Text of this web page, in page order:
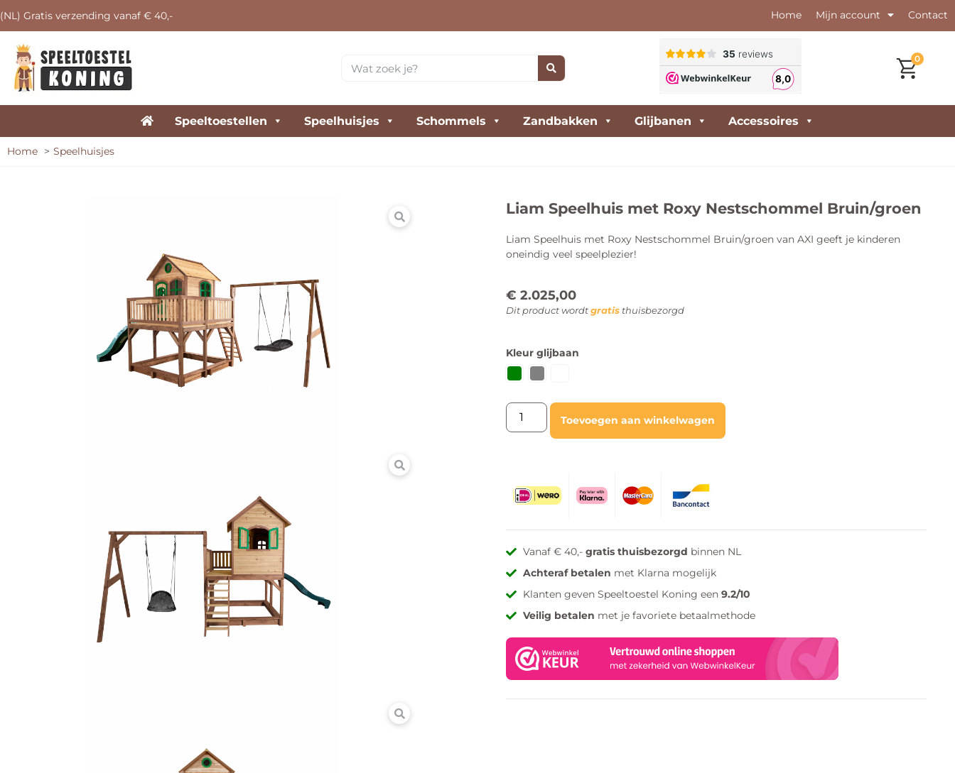
(NL) Gratis verzending vanaf € 40,- Home Mijn account Contact
0
Speeltoestellen Speelhuisjes Schommels Zandbakken Glijbanen Accessoires
Home Speelhuisjes
Liam Speelhuis met Roxy Nestschommel Bruin/groen
Liam Speelhuis met Roxy Nestschommel Bruin/groen van AXI geeft je kinderen
oneindig veel speelplezier!
€ 2.025,00
Dit product wordt gratis thuisbezorgd
Kleur glijbaan
Toevoegen aan winkelwagen
Vanaf € 40,- gratis thuisbezorgd binnen NL
Achteraf betalen met Klarna mogelijk
Klanten geven Speeltoestel Koning een 9.2/10
Veilig betalen met je favoriete betaalmethode